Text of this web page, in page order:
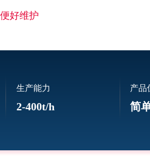
好维护
生产能力
2-400t/h
产品
简